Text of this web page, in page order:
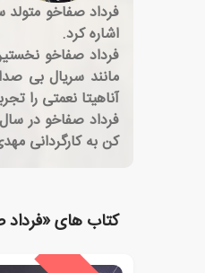
اشاره کرد.
مانند سریال بی
آناهیتا نعمتی را
کن به کارگردانی
کتاب های «فرداد